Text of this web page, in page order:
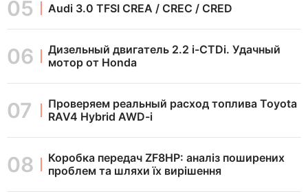
Audi 3.0 TFSI CREA / CREC / CRED
Дизельный двигатель 2.2 i-CTDi. Удачный
мотор от Honda
Проверяем реальный расход топлива Toyota
RAV4 Hybrid AWD-i
Коробка передач ZF8HP: аналіз поширених
проблем та шляхи їх вирішення